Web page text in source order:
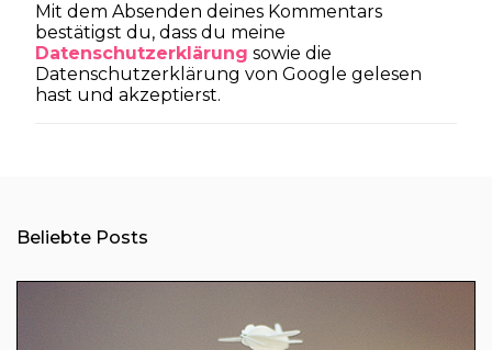
m
e
n
t
a
f
f
n
Mit dem Absenden deines Kommentars
bestätigst du, dass du meine
Datenschutzerklärung sowie die
Datenschutzerklärung von Google gelesen
hast und akzeptierst.
Beliebte Posts